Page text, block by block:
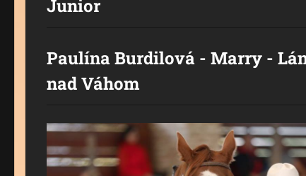
Junior
Paulína Burdilová - Marry -
nad Váhom